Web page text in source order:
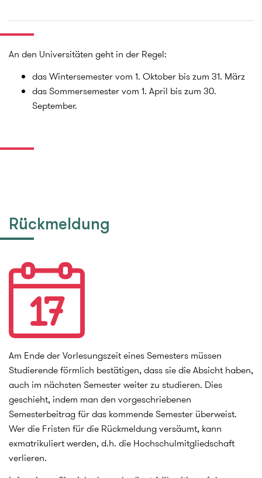
An den Universitäten geht in der Regel:
das Wintersemester vom 1. Oktober bis zum 31. März
das Sommersemester vom 1. April bis zum 30.
September.
Rückmeldung
Am Ende der Vorlesungszeit eines Semesters müssen
Studierende förmlich bestätigen, dass sie die Absicht haben,
auch im nächsten Semester weiter zu studieren. Dies
geschieht, indem man den vorgeschriebenen
Semesterbeitrag für das kommende Semester überweist.
Wer die Fristen für die Rückmeldung versäumt, kann
exmatrikuliert werden, d.h. die Hochschulmitgliedschaft
verlieren.